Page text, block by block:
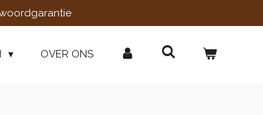
OVER ONS